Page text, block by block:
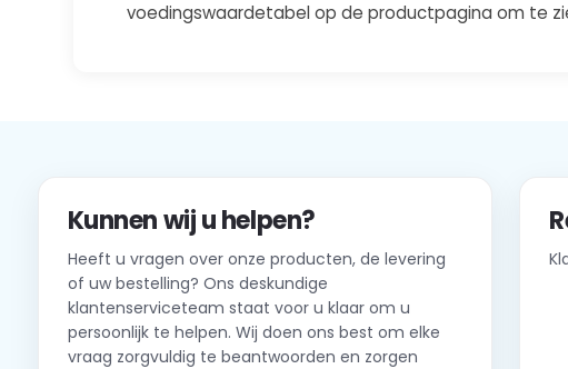
voedingswaardetabel op de productpagina om te
Kunnen wij u helpen?
Heeft u vragen over onze producten, de levering
of uw bestelling? Ons deskundige
klantenserviceteam staat voor u klaar om u
persoonlijk te helpen. Wij doen ons best om elke
vraag zorgvuldig te beantwoorden en zorgen